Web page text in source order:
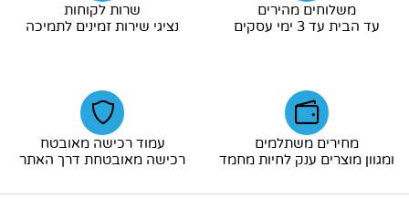
משלוחים מהירים
עד הבית עד 3 ימי עסקים
שרות לקוחות
נציגי שירות זמינים לתמיכה
מחירים משתלמים
ומגוון מוצרים ענק לחיות מחמד
עמוד רכישה מאובטח
רכישה מאובטחת דרך האתר